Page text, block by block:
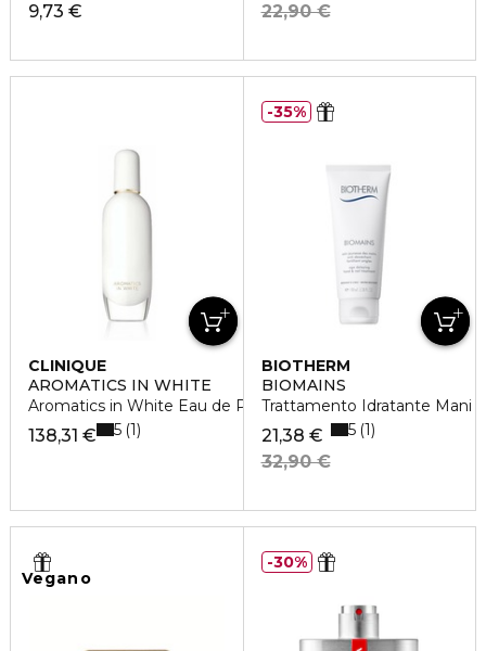
9,73 €
22,90 €
CLINIQUE
AROMATICS IN WHITE
Aromatics in White Eau de Parfum
138,31 € 5 1
BIOTHERM
BIOMAINS
Trattamento Idratante Mani
21,38 €
32,90 €
5 1
35%
Vegano
30%